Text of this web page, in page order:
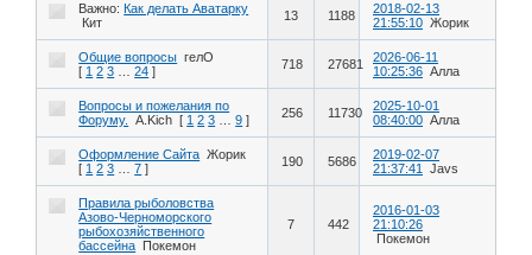
Важно: Как делать Аватарку
Кит
13 1188
2018-02-13
21:55:10 Жорик
Общие вопросы гелО
[ 1 2 3 … 24 ] 718 27681
2026-06-11
10:25:36 Алла
Вопросы и пожелания по
Форуму.
A.Kich [ 1 2 3 … 9 ] 256 11730
2025-10-01
08:40:00 Алла
Оформление Сайта Жорик
[ 1 2 3 … 7 ] 190 5686
2019-02-07
21:37:41 Javs
Правила рыболовства
Азово-Черноморского
рыбохозяйственного
бассейна
Покемон
7 442
2016-01-03
21:10:26
Покемон